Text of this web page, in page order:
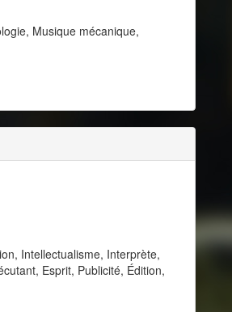
Musique mécanique,
Intellectualisme, Interprète,
Esprit, Publicité, Édition,